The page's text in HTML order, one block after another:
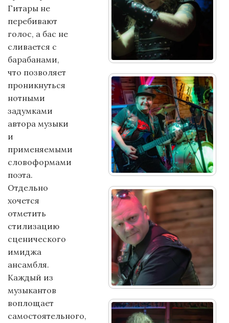
Гитары не
перебивают
голос, а бас не
сливается с
барабанами,
что позволяет
проникнуться
нотными
задумками
автора музыки
и
применяемыми
словоформами
поэта.
Отдельно
хочется
отметить
стилизацию
сценического
имиджа
ансамбля.
Каждый из
музыкантов
воплощает
самостоятельного,